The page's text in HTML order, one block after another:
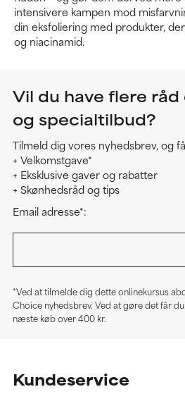
intensivere kampen mod
din eksfoliering med produkter,
og niacinamid.
Vil du have flere
og specialtilbud?
Tilmeld dig vores nyhedsbrev, og
+ Velkomstgave*
+ Eksklusive gaver og rabatter
+ Skønhedsråd og tips
Email adresse*:
*Ved at tilmelde dig dette onlinekursus
Choice nyhedsbrev. Ved at gøre det får
næste køb over 400 kr.
Kundeservice